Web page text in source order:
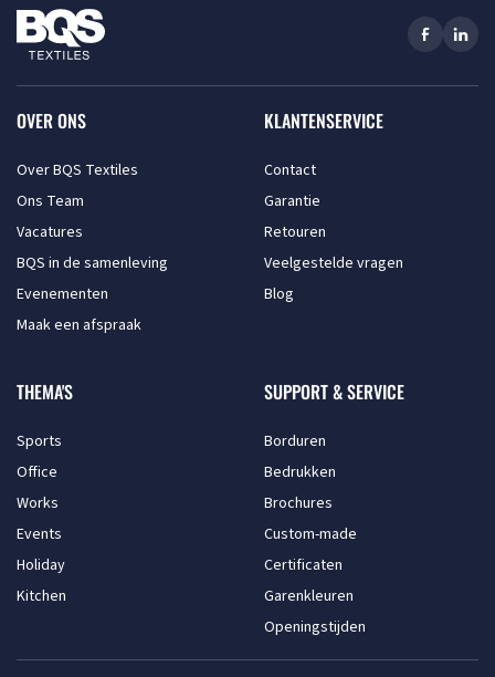
OVER ONS
Over BQS Textiles
Ons Team
Vacatures
BQS in de samenleving
Evenementen
Maak een afspraak
KLANTENSERVICE
Contact
Garantie
Retouren
Veelgestelde vragen
Blog
THEMA'S
Sports
Office
Works
Events
Holiday
Kitchen
SUPPORT & SERVICE
Borduren
Bedrukken
Brochures
Custom-made
Certificaten
Garenkleuren
Openingstijden